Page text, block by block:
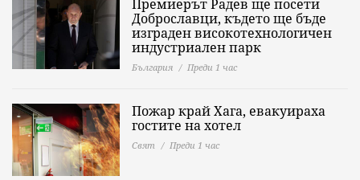
Премиерът Радев ще посети
Доброславци, където ще бъде
изграден високотехнологичен
индустриален парк
България Преди 1 час
Пожар край Хага, евакуираха
гостите на хотел
Свят Преди 1 час